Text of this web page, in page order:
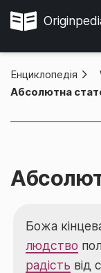
Енциклопедія
Абсолютна
Божа
людство
радість від